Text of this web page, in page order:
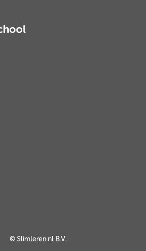
© Slimleren.nl B.V.